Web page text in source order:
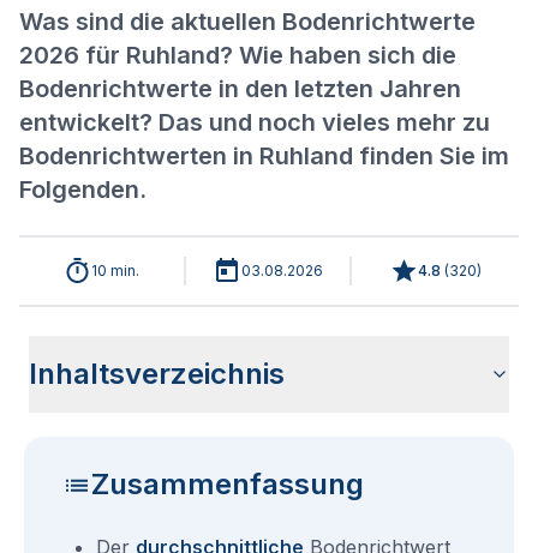
Was sind die aktuellen Bodenrichtwerte
2026 für Ruhland? Wie haben sich die
Bodenrichtwerte in den letzten Jahren
entwickelt? Das und noch vieles mehr zu
Bodenrichtwerten in Ruhland finden Sie im
Folgenden.
10 min. 03.08.2026 4.8 (320)
Inhaltsverzeichnis
Zusammenfassung
Der durchschnittliche Bodenrichtwert